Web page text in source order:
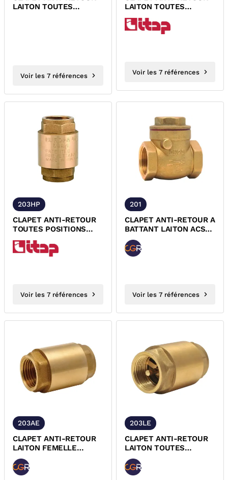
LAITON TOUTES
Voir les 7 références
LAITON TOUTES
POSITIONS YORK ACS
Voir les 7 références
203HP
CLAPET ANTI-RETOUR
TOUTES POSITIONS
LAITON PN25 ACS
203HP
Voir les 7 références
201
CLAPET ANTI-RETOUR A
BATTANT LAITON ACS
CGR
Voir les 7 références
203AE
CLAPET ANTI-RETOUR
LAITON FEMELLE
FEMELLE ACS 203AE
EPDM CGR
203LE
CLAPET ANTI-RETOUR
LAITON TOUTES
POSITIONS ACS 203
LONG EPDM CGR